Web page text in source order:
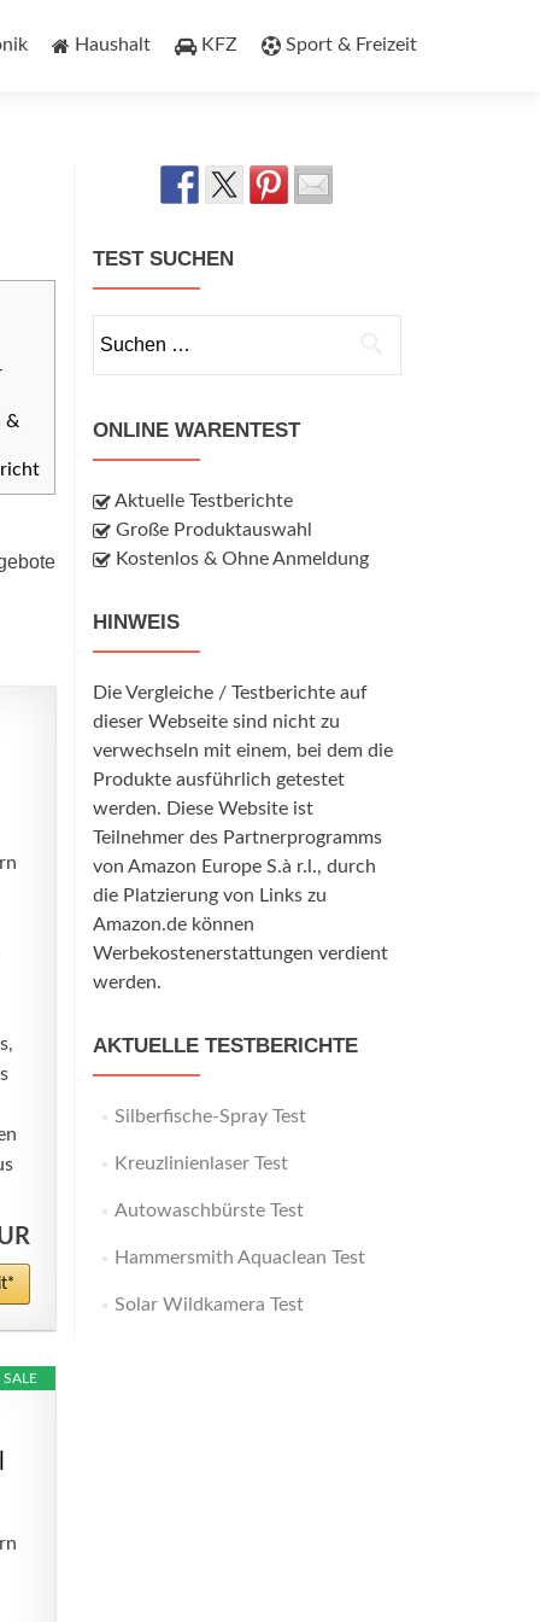
Haushalt KFZ Sport & Freizeit
&
SALE
TEST SUCHEN
nach:
ONLINE WARENTEST
Aktuelle Testberichte
Große Produktauswahl
Kostenlos & Ohne Anmeldung
HINWEIS
Die Vergleiche / Testberichte auf
dieser Webseite sind nicht zu
verwechseln mit einem, bei dem die
Produkte ausführlich getestet
werden. Diese Website ist
Teilnehmer des Partnerprogramms
von Amazon Europe S.à r.l., durch
die Platzierung von Links zu
Amazon.de können
Werbekostenerstattungen verdient
werden.
AKTUELLE TESTBERICHTE
Silberfische-Spray Test
Kreuzlinienlaser Test
Autowaschbürste Test
Hammersmith Aquaclean Test
Solar Wildkamera Test